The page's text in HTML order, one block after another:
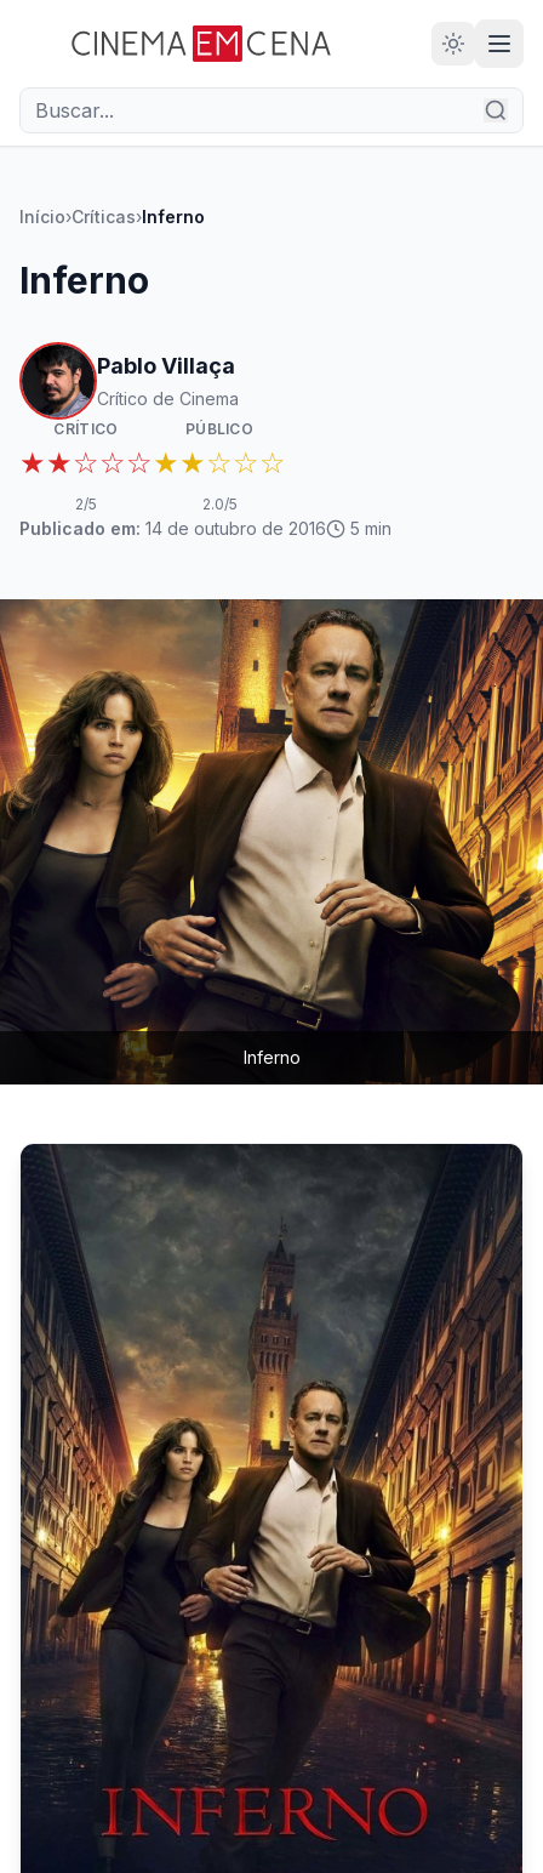
28
ANOS
Início›Críticas›Inferno
Inferno
Pablo Villaça
Crítico de Cinema
CRÍTICO
★★☆☆☆
2/5
PÚBLICO
★★☆☆☆
2.0/5
Publicado em: 14 de outubro de 2016 5 min
Inferno